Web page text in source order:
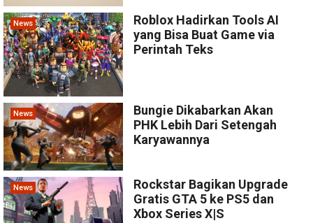
News
Roblox Hadirkan Tools AI
yang Bisa Buat Game via
Perintah Teks
News
Bungie Dikabarkan Akan
PHK Lebih Dari Setengah
Karyawannya
News
Rockstar Bagikan Upgrade
Gratis GTA 5 ke PS5 dan
Xbox Series X|S